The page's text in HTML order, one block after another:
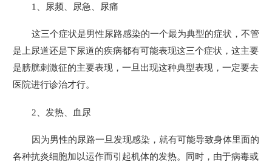
1、尿频、尿急、尿痛
这三个症状是男性尿路感染的一个最为典型的症状，不管
是上尿道还是下尿道的疾病都有可能表现这三个症状，这主要
是膀胱刺激征的主要表现，一旦出现这种典型表现，一定要去
医院进行诊治才行。
2、发热、血尿
因为男性的尿路一旦发现感染，就有可能导致身体里面的
各种抗炎细胞加以运作而引起机体的发热。同时，由于病毒或